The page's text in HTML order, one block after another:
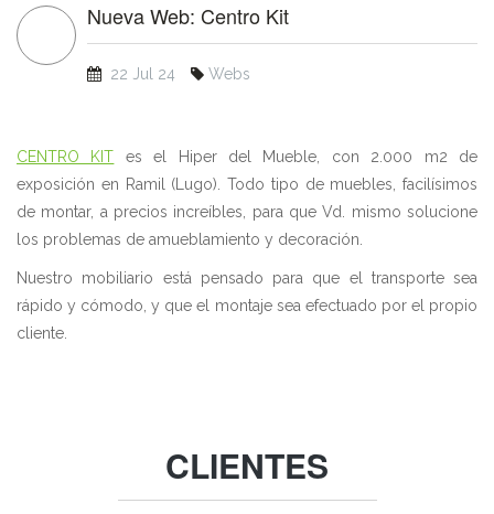
Nueva Web: Centro Kit
22 Jul 24 Webs
CENTRO KIT es el Hiper del Mueble, con 2.000 m2 de
exposición en Ramil (Lugo). Todo tipo de muebles, facilísimos
de montar, a precios increíbles, para que Vd. mismo solucione
los problemas de amueblamiento y decoración.
Nuestro mobiliario está pensado para que el transporte sea
rápido y cómodo, y que el montaje sea efectuado por el propio
cliente.
CLIENTES